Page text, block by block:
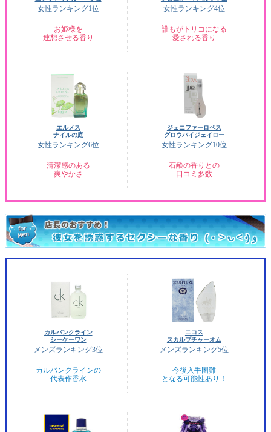
女性ランキング1位
お姫様を
連想させる香り
女性ランキング4位
誰もがトリコになる
愛される香り
エルメス
ナイルの庭
女性ランキング6位
清潔感のある
爽やかさ
ジェニファーロペス
グロウバイジェイロー
女性ランキング10位
石鹸の香りとの
口コミ多数
カルバンクライン
シーケーワン
メンズランキング3位
カルバンクラインの
代表作香水
ニコス
スカルプチャーオム
メンズランキング5位
今後入手困難
となる可能性あり！